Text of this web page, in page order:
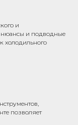
и
нюансы и подводные
холодильного
позволяет